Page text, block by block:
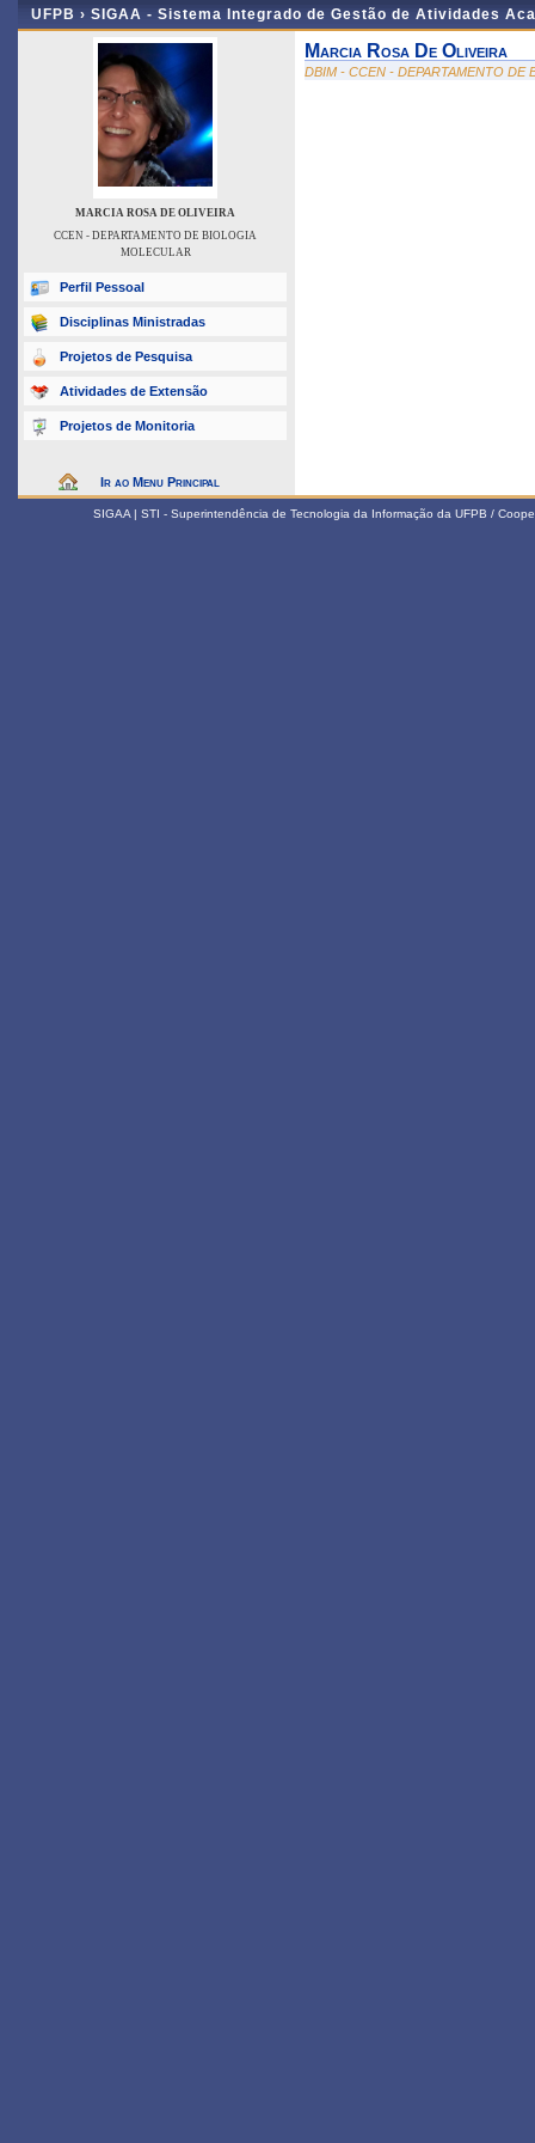
UFPB › SIGAA - Sistema Integrado de Gestão de Atividades
MARCIA ROSA DE OLIVEIRA
CCEN - DEPARTAMENTO DE BIOLOGIA
MOLECULAR
Perfil Pessoal
Disciplinas Ministradas
Projetos de Pesquisa
Atividades de Extensão
Projetos de Monitoria
Ir ao Menu Principal
Marcia Rosa De Oliveira
DBIM - CCEN - DEPARTAMENTO DE
SIGAA | STI - Superintendência de Tecnologia da Informação da UFPB /